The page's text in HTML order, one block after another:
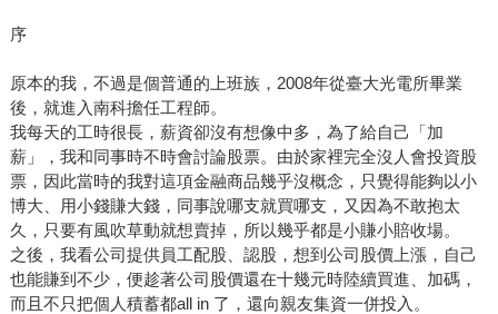
序
原本的我，不過是個普通的上班族，2008年從臺大光電所畢業
後，就進入南科擔任工程師。
我每天的工時很長，薪資卻沒有想像中多，為了給自己「加
薪」，我和同事時不時會討論股票。由於家裡完全沒人會投資股
票，因此當時的我對這項金融商品幾乎沒概念，只覺得能夠以小
博大、用小錢賺大錢，同事說哪支就買哪支，又因為不敢抱太
久，只要有風吹草動就想賣掉，所以幾乎都是小賺小賠收場。
之後，我看公司提供員工配股、認股，想到公司股價上漲，自己
也能賺到不少，便趁著公司股價還在十幾元時陸續買進、加碼，
而且不只把個人積蓄都all in 了，還向親友集資一併投入。